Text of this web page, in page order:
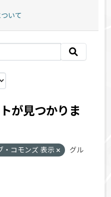
ついて
が見つかりま
・コモンズ 表示
グル